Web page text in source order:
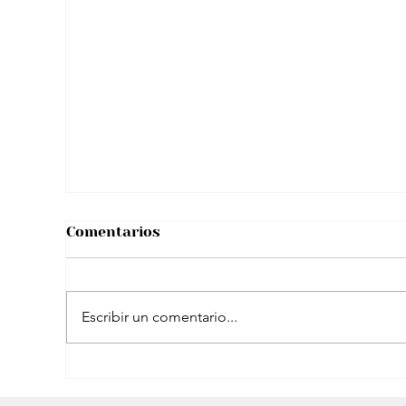
Comentarios
Escribir un comentario...